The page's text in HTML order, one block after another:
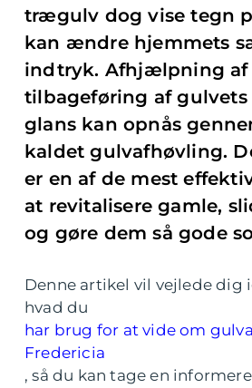
trægulv dog vise tegn
kan ændre hjemmets
indtryk. Afhjælpning af
tilbageføring af
glans kan opnås
kaldet gulvafhøvling.
er en af de mest
at revitalisere gamle,
og gøre dem så gode
Denne artikel vil vejlede dig
hvad du
har brug for at vide om
Fredericia
, så du kan tage en